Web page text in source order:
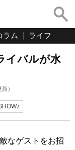
ラム ライフ
イバルが水
新）
なゲストをお招